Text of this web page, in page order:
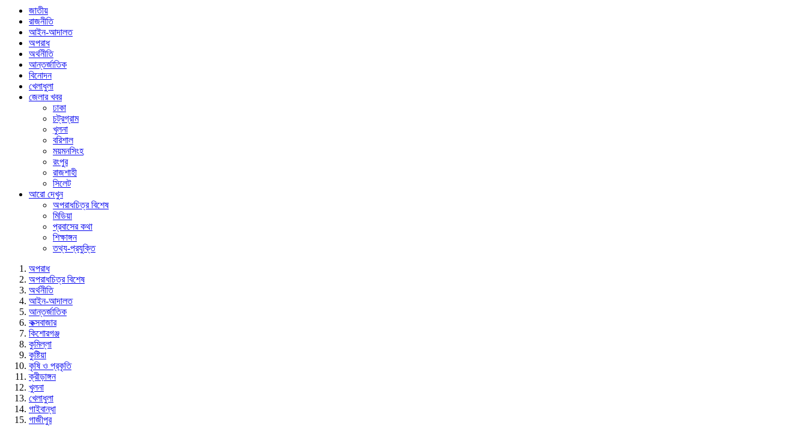
জাতীয়
রাজনীতি
আইন-আদালত
অপরাধ
অর্থনীতি
আন্তর্জাতিক
বিনোদন
খেলাধুলা
জেলার খবর
ঢাকা
চট্রগ্রাম
খুলনা
বরিশাল
ময়মনসিংহ
রংপুর
রাজশাহী
সিলেট
আরো দেখুন
অপরাধচিত্র বিশেষ
মিডিয়া
প্রবাসের কথা
শিক্ষাঙ্গন
তথ্য-প্রযুক্তি
অপরাধ
অপরাধচিত্র বিশেষ
অর্থনীতি
আইন-আদালত
আন্তর্জাতিক
কক্সবাজার
কিশোরগঞ্জ
কুমিল্লা
কুষ্টিয়া
কৃষি ও প্রকৃতি
ক্রীড়াঙ্গন
খুলনা
খেলাধুলা
গাইবান্ধা
গাজীপুর